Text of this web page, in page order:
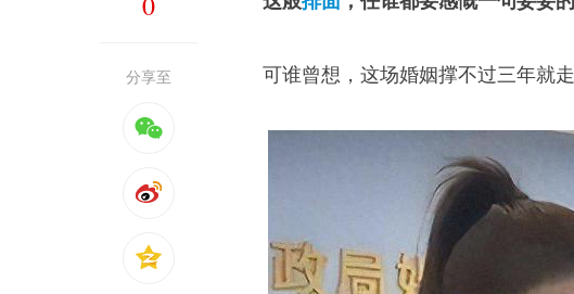
分享至 可谁曾想，这场婚姻撑不过三年就走